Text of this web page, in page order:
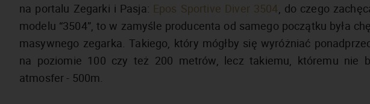
na portalu Zegarki i Pasja: Epos Sportive Diver 3504, do czego
modelu “3504”, to w zamyśle producenta od samego początku była
masywnego zegarka. Takiego, który mógłby się wyróżniać
na poziomie 100 czy też 200 metrów, lecz takiemu, któremu nie
atmosfer - 500m.